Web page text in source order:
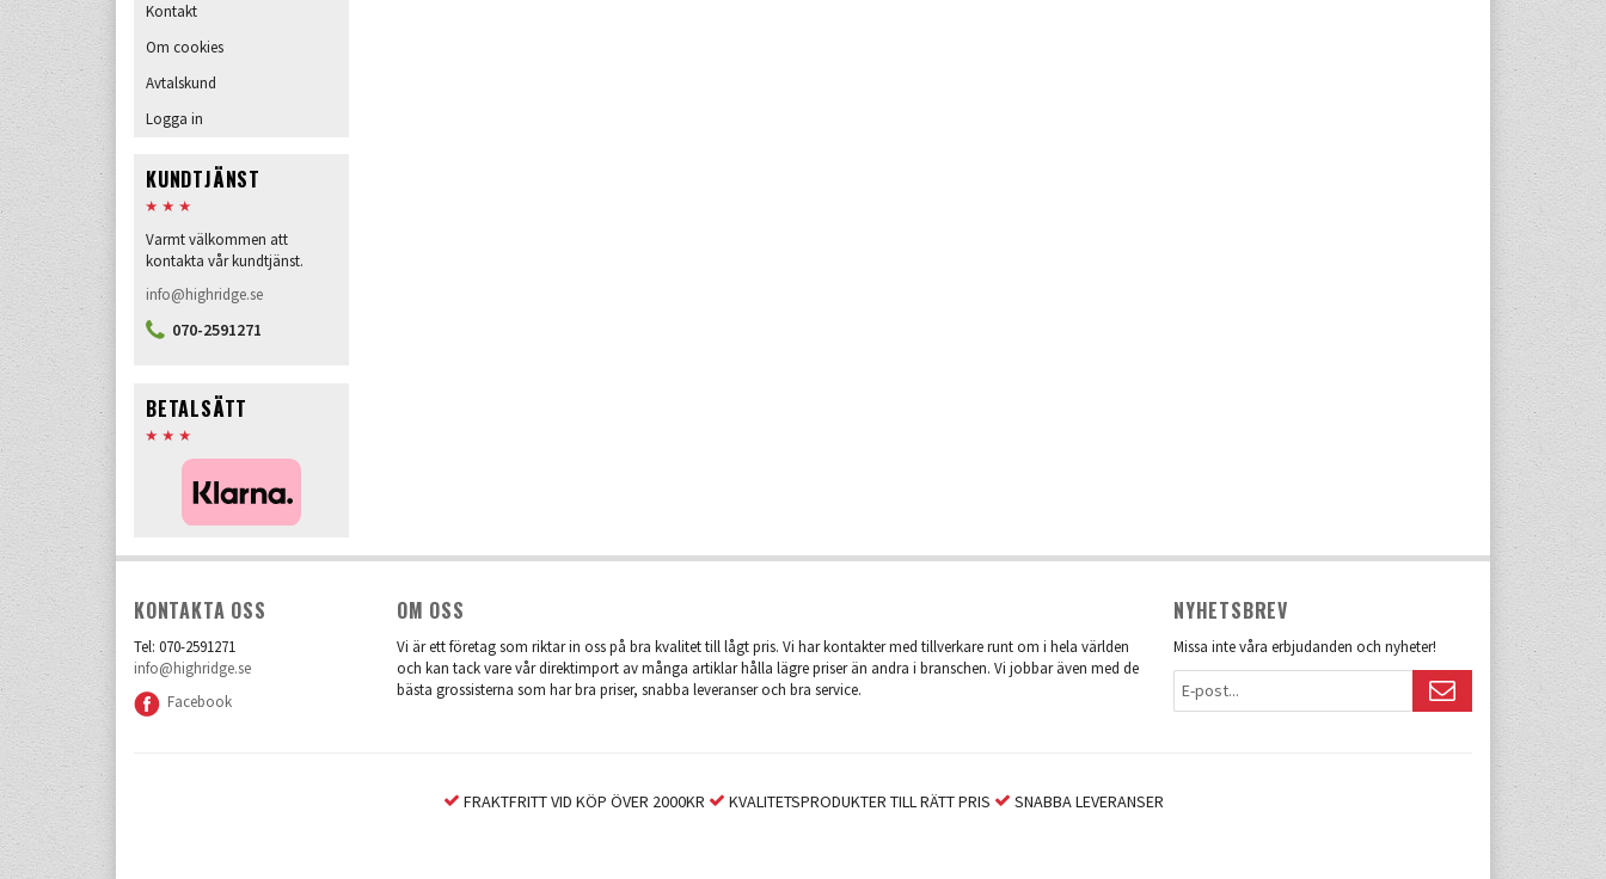
Kontakt
Om cookies
Avtalskund
Logga in
KUNDTJÄNST
Varmt välkommen att
kontakta vår kundtjänst.
info@highridge.se
070-2591271
BETALSÄTT
KONTAKTA OSS
Tel: 070-2591271
info@highridge.se
Facebook
NYHETSBREV
Missa inte våra erbjudanden och nyheter!
OM OSS
Vi är ett företag som riktar in oss på bra kvalitet till lågt pris. Vi har kontakter med tillverkare runt om i hela världen
och kan tack vare vår direktimport av många artiklar hålla lägre priser än andra i branschen. Vi jobbar även med de
bästa grossisterna som har bra priser, snabba leveranser och bra service.
FRAKTFRITT VID KÖP ÖVER 2000KR KVALITETSPRODUKTER TILL RÄTT PRIS SNABBA LEVERANSER